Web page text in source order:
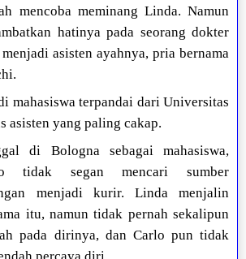
mencoba meminang Linda. Namun
hatinya pada seorang dokter
asisten ayahnya, pria bernama
mahasiswa terpandai dari Universitas
asisten yang paling cakap.
di Bologna sebagai mahasiswa,
tidak segan mencari sumber
menjadi kurir. Linda menjalin
itu, namun tidak pernah sekalipun
pada dirinya, dan Carlo pun tidak